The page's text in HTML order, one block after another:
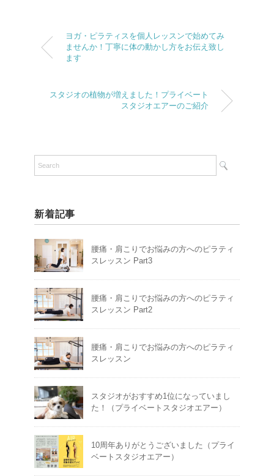
ヨガ・ピラティスを個人レッスンで始めてみ
ませんか！丁寧に体の動かし方をお伝え致し
ます
スタジオの植物が増えました！プライベート
スタジオエアーのご紹介
新着記事
腰痛・肩こりでお悩みの方へのピラティ
スレッスン Part3
腰痛・肩こりでお悩みの方へのピラティ
スレッスン Part2
腰痛・肩こりでお悩みの方へのピラティ
スレッスン
スタジオがおすすめ1位になっていまし
た！（プライベートスタジオエアー）
10周年ありがとうございました（プライ
ベートスタジオエアー）